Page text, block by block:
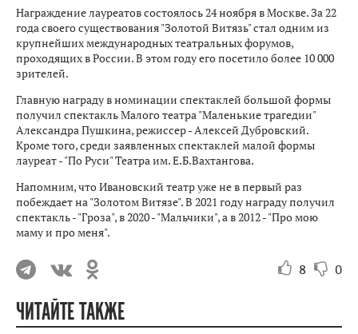
Награждение лауреатов состоялось 24 ноября в Москве. За 22
года своего существования "Золотой Витязь" стал одним из
крупнейших международных театральных форумов,
проходящих в России. В этом году его посетило более 10 000
зрителей.
Главную награду в номинации спектаклей большой формы
получил спектакль Малого театра "Маленькие трагедии"
Александра Пушкина, режиссер - Алексей Дубровский.
Кроме того, среди заявленных спектаклей малой формы
лауреат - "По Руси" Театра им. Е.Б.Вахтангова.
Напомним, что Ивановский театр уже не в первый раз
побеждает на "Золотом Витязе". В 2021 году награду получил
спектакль - "Гроза", в 2020 - "Мальчики", а в 2012 - "Про мою
маму и про меня".
8 0
ЧИТАЙТЕ ТАКЖЕ